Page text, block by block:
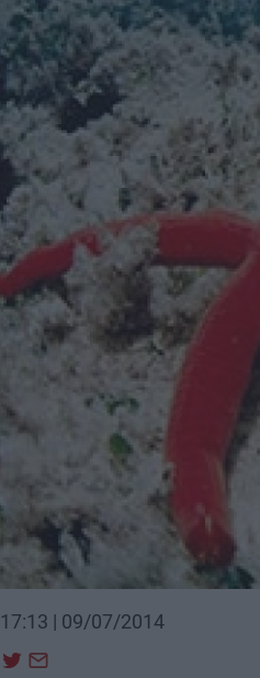
17:13 | 09/07/2014